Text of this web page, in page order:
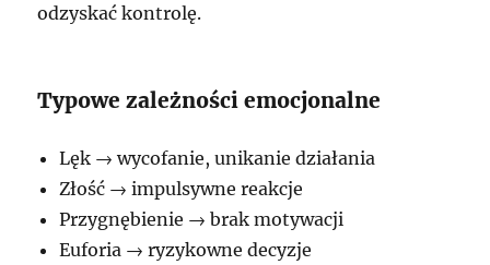
odzyskać kontrolę.
Typowe zależności emocjonalne
Lęk → wycofanie, unikanie działania
Złość → impulsywne reakcje
Przygnębienie → brak motywacji
Euforia → ryzykowne decyzje